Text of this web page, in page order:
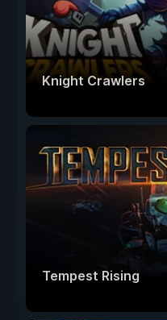
Knight Crawlers
Tempest Rising